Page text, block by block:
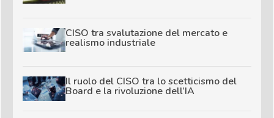
CISO tra svalutazione del mercato e
realismo industriale
Il ruolo del CISO tra lo scetticismo del
Board e la rivoluzione dell’IA